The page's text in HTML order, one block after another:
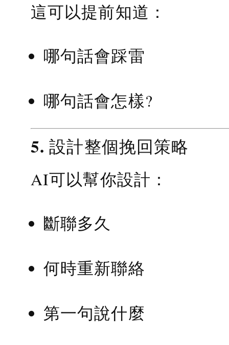
這可以提前知道：
哪句話會踩雷
哪句話會怎樣?
5. 設計整個挽回策略
AI可以幫你設計：
斷聯多久
何時重新聯絡
第一句說什麼